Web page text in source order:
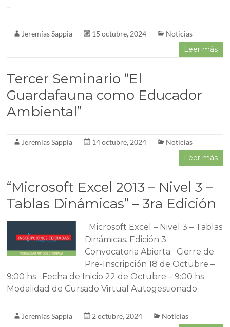
–
Jeremías Sappia 15 octubre, 2024 Noticias
Leer más
Tercer Seminario “El
Guardafauna como Educador
Ambiental”
Jeremías Sappia 14 octubre, 2024 Noticias
Leer más
“Microsoft Excel 2013 – Nivel 3 –
Tablas Dinámicas” – 3ra Edición
Microsoft Excel – Nivel 3 – Tablas
Dinámicas. Edición 3.
Convocatoria Abierta Cierre de
Pre-Inscripción 18 de Octubre –
9:00 hs Fecha de Inicio 22 de Octubre – 9:00 hs
Modalidad de Cursado Virtual Autogestionado
Jeremías Sappia 2 octubre, 2024 Noticias